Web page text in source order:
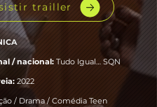
trailler
/ nacional: Tudo Igual… SQN
2022
/ Drama / Comédia Teen